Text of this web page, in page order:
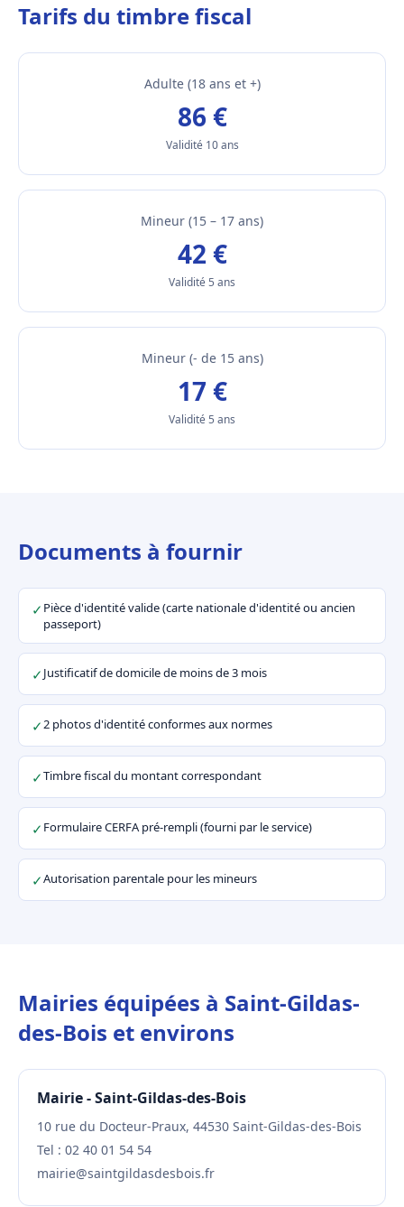
Tarifs du timbre fiscal
Adulte (18 ans et +)
86 €
Validité 10 ans
Mineur (15 – 17 ans)
42 €
Validité 5 ans
Mineur (- de 15 ans)
17 €
Validité 5 ans
Documents à fournir
✓ Pièce d'identité valide (carte nationale d'identité ou ancien
passeport)
✓Justificatif de domicile de moins de 3 mois
✓2 photos d'identité conformes aux normes
✓Timbre fiscal du montant correspondant
✓ Formulaire CERFA pré-rempli (fourni par le service)
✓Autorisation parentale pour les mineurs
Mairies équipées à Saint-Gildas-
des-Bois et environs
Mairie - Saint-Gildas-des-Bois
10 rue du Docteur-Praux, 44530 Saint-Gildas-des-Bois
Tel : 02 40 01 54 54
mairie@saintgildasdesbois.fr